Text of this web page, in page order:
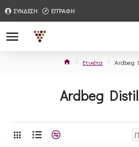
ΣΥΝΔΕΣΗ ΕΓΓΡΑΦΗ
Ετικέτα Ardbeg
Ardbeg